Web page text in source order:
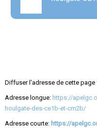
Diffuser l'adresse de cette page
Adresse longue: https://
houlgate-des-ce1b-et-cm2b/
Adresse courte: https://